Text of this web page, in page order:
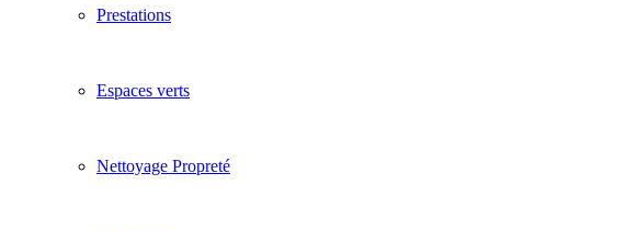
Prestations
Espaces verts
Nettoyage Propreté